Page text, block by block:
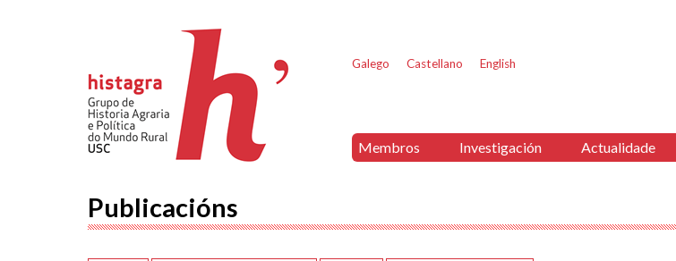
Galego Castellano English
Membros Investigación Actualidade
Publicacións